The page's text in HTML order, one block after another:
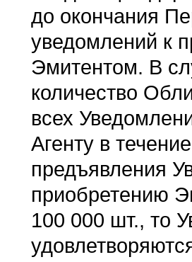
до окончания
уведомлений к
Эмитентом. В
количество
всех
Агенту в
предъявления
приобретению
100 000 шт., то